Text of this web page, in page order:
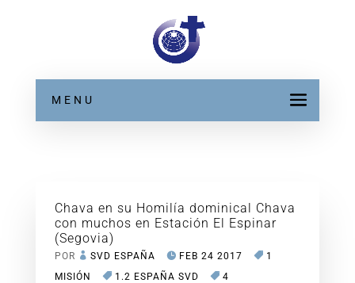
MENU
Chava en su Homilía dominical Chava
con muchos en Estación El Espinar
(Segovia)
POR SVD ESPAÑA FEB 24 2017
1
MISIÓN
1.2 ESPAÑA SVD
4